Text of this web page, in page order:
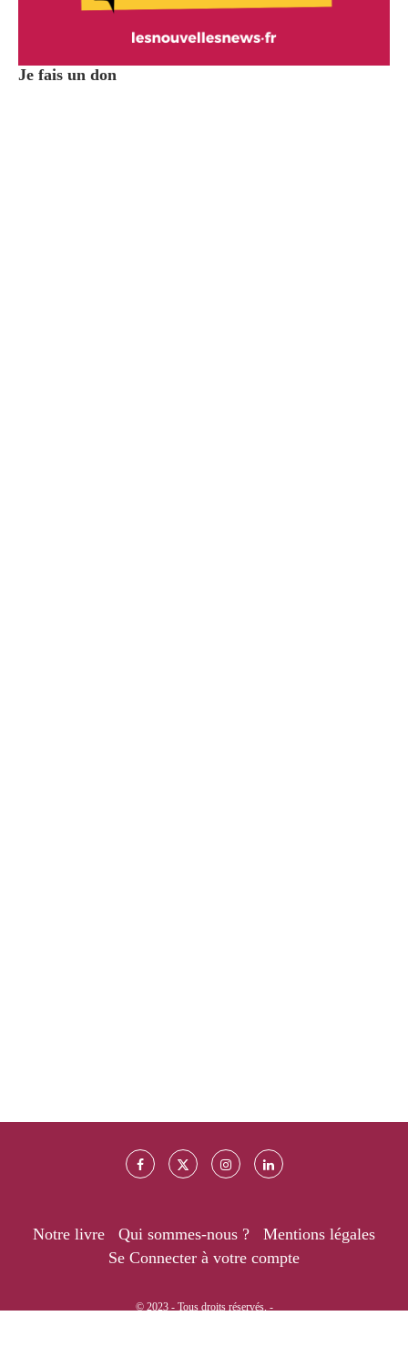
Je fais un don
Notre livre Qui sommes-nous ?
Mentions légales
Se Connecter à votre compte
© 2023 - Tous droits réservés. -